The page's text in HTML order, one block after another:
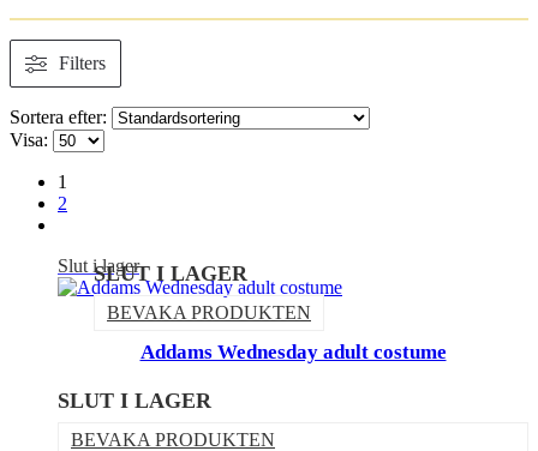
Filters
Sortera efter:
Visa:
1
2
Slut i lager
SLUT I LAGER
BEVAKA PRODUKTEN
Addams Wednesday adult costume
SLUT I LAGER
BEVAKA PRODUKTEN